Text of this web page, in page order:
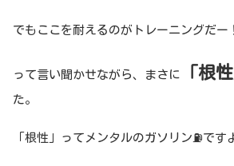
でもここを耐えるのがトレーニングだー
って言い聞かせながら、まさに 「根性
た。
「根性」ってメンタルのガソリン⛽️です